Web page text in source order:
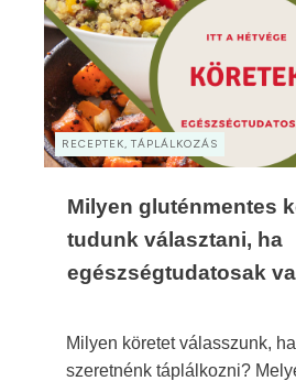
RECEPTEK, TÁPLÁLKOZÁS
Milyen gluténmentes
tudunk választani, ha
egészségtudatosak
Milyen köretet válasszunk,
szeretnénk táplálkozni?